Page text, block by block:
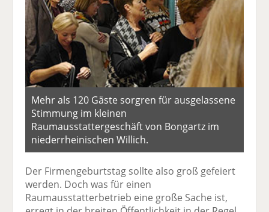
Mehr als 120 Gäste sorgren für ausgelassene
Stimmung im kleinen
Raumausstattergeschäft von Bongartz im
niederrheinischen Willich.
Der Firmengeburtstag sollte also groß gefeiert
werden. Doch was für einen
Raumausstatterbetrieb eine große Sache ist,